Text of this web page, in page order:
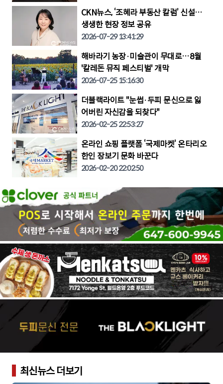
CKN뉴스, ‘조혜라 부동산 칼럼’ 신설…
생생한 현장 정보 공유
2026-07-29 13:41:29
해바라기 농장·미술관이 무대로…8월
'칼레돈 뮤직 페스티벌' 개막
2026-07-25 15:16:30
더블랙라이트 "눈썹·두피 문신으로 잃
어버린 자신감을 되찾다"
2026-02-25 22:53:27
온라인 쇼핑 플랫폼 ‘국제마켓’ 온타리오
한인 장보기 문화 바꾼다
2026-02-20 22:02:50
최신뉴스 더보기